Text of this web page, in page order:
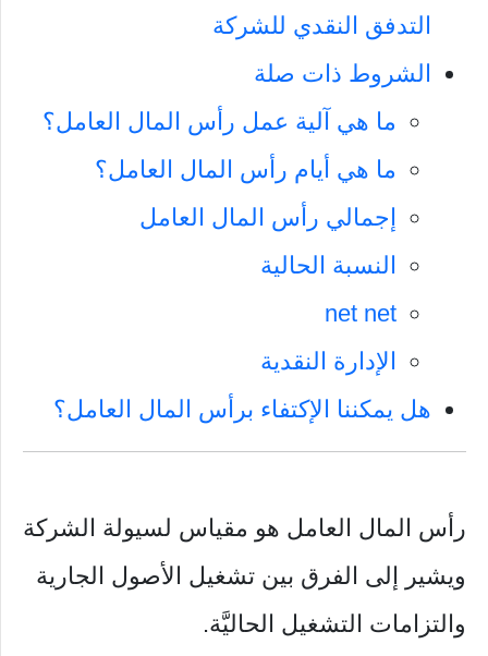
التدفق النقدي للشركة
الشروط ذات صلة
ما هي آلية عمل رأس المال العامل؟
ما هي أيام رأس المال العامل؟
إجمالي رأس المال العامل
النسبة الحالية
net net
الإدارة النقدية
هل يمكننا الإكتفاء برأس المال العامل؟
رأس المال العامل هو مقياس لسيولة الشركة
ويشير إلى الفرق بين تشغيل الأصول الجارية
والتزامات التشغيل الحاليَّة.